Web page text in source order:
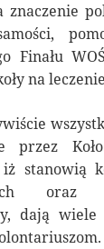
znaczenie
Finału
na
przez
stanowią
oraz
dają